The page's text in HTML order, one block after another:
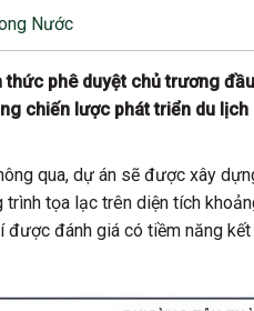
23/08/2024 12:00 sáng
28/06/2024 12:00 chiều
24/05/2024 12:00 chiều
07/03/2024 12:00 chiều
22/12/2023 12:30 chiều
Nước
thức phê duyệt chủ trương
chiến lược phát triển du
qua, dự án sẽ được xây
tọa lạc trên diện tích
được đánh giá có tiềm năng